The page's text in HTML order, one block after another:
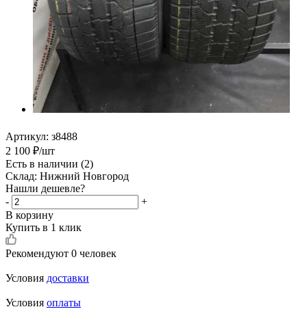
Артикул: з8488
2 100 ₽/шт
Есть в наличии (2)
Склад: Нижний Новгород
Нашли дешевле?
-
+
В корзину
Купить в 1 клик
Рекомендуют 0 человек
Условия доставки
Условия оплаты